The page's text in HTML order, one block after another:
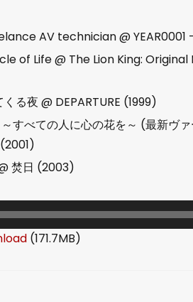
AV technician @ YEAR0001
of Life @ The Lion King:
る夜 @ DEPARTURE (1999)
すべての人に心の花を～ (最新ヴ
焚日 (2003)
(171.7MB)